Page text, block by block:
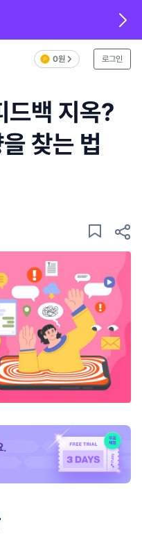
0원 로그인
드백 지옥?
찾는 법